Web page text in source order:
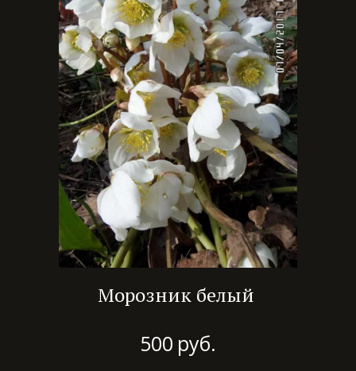
Морозник белый
500 руб.